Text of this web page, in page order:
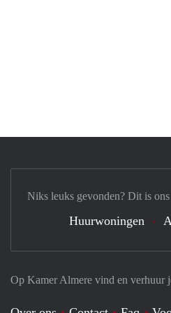
Op Kamer Almere vind en verhuur
Niks leuks gevonden? Dit is
Huurwoningen